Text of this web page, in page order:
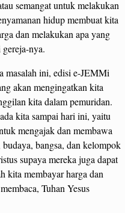
semangat untuk melakukan
hidup membuat kita
dan melakukan apa yang
gereja-nya.
masalah ini, edisi e-JEMMi
akan mengingatkan kita
kita dalam pemuridan.
kita sampai hari ini, yaitu
mengajak dan membawa
bangsa, dan kelompok
supaya mereka juga dapat
kita membayar harga dan
Tuhan Yesus